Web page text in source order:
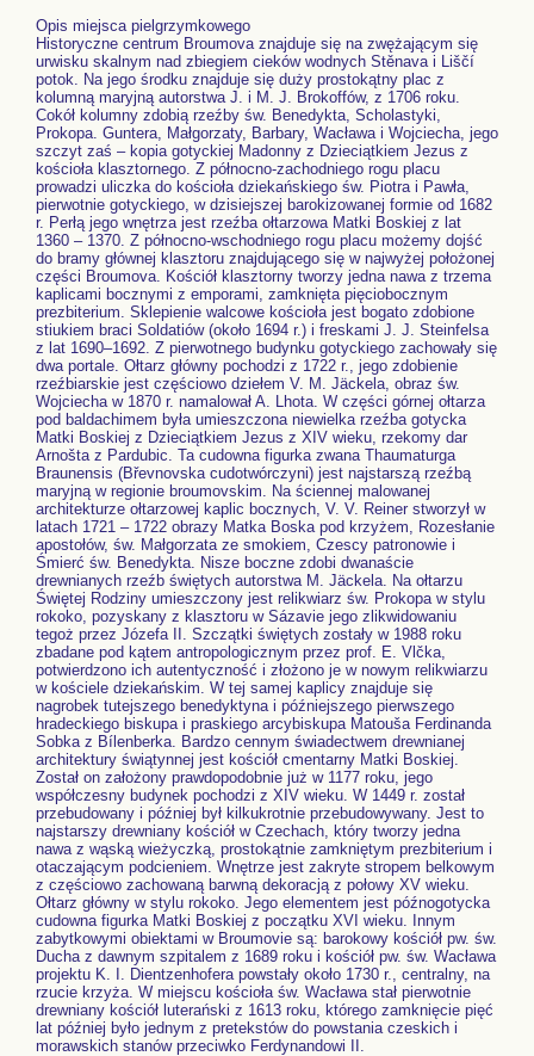
Opis miejsca pielgrzymkowego
Historyczne centrum Broumova znajduje się na zwężającym się
urwisku skalnym nad zbiegiem cieków wodnych Stěnava i Liščí
potok. Na jego środku znajduje się duży prostokątny plac z
kolumną maryjną autorstwa J. i M. J. Brokoffów, z 1706 roku.
Cokół kolumny zdobią rzeźby św. Benedykta, Scholastyki,
Prokopa. Guntera, Małgorzaty, Barbary, Wacława i Wojciecha, jego
szczyt zaś – kopia gotyckiej Madonny z Dzieciątkiem Jezus z
kościoła klasztornego. Z północno-zachodniego rogu placu
prowadzi uliczka do kościoła dziekańskiego św. Piotra i Pawła,
pierwotnie gotyckiego, w dzisiejszej barokizowanej formie od 1682
r. Perłą jego wnętrza jest rzeźba ołtarzowa Matki Boskiej z lat
1360 – 1370. Z północno-wschodniego rogu placu możemy dojść
do bramy głównej klasztoru znajdującego się w najwyżej położonej
części Broumova. Kościół klasztorny tworzy jedna nawa z trzema
kaplicami bocznymi z emporami, zamknięta pięciobocznym
prezbiterium. Sklepienie walcowe kościoła jest bogato zdobione
stiukiem braci Soldatiów (około 1694 r.) i freskami J. J. Steinfelsa
z lat 1690–1692. Z pierwotnego budynku gotyckiego zachowały się
dwa portale. Ołtarz główny pochodzi z 1722 r., jego zdobienie
rzeźbiarskie jest częściowo dziełem V. M. Jäckela, obraz św.
Wojciecha w 1870 r. namalował A. Lhota. W części górnej ołtarza
pod baldachimem była umieszczona niewielka rzeźba gotycka
Matki Boskiej z Dzieciątkiem Jezus z XIV wieku, rzekomy dar
Arnošta z Pardubic. Ta cudowna figurka zwana Thaumaturga
Braunensis (Břevnovska cudotwórczyni) jest najstarszą rzeźbą
maryjną w regionie broumovskim. Na ściennej malowanej
architekturze ołtarzowej kaplic bocznych, V. V. Reiner stworzył w
latach 1721 – 1722 obrazy Matka Boska pod krzyżem, Rozesłanie
apostołów, św. Małgorzata ze smokiem, Czescy patronowie i
Śmierć św. Benedykta. Nisze boczne zdobi dwanaście
drewnianych rzeźb świętych autorstwa M. Jäckela. Na ołtarzu
Świętej Rodziny umieszczony jest relikwiarz św. Prokopa w stylu
rokoko, pozyskany z klasztoru w Sázavie jego zlikwidowaniu
tegoż przez Józefa II. Szczątki świętych zostały w 1988 roku
zbadane pod kątem antropologicznym przez prof. E. Vlčka,
potwierdzono ich autentyczność i złożono je w nowym relikwiarzu
w kościele dziekańskim. W tej samej kaplicy znajduje się
nagrobek tutejszego benedyktyna i późniejszego pierwszego
hradeckiego biskupa i praskiego arcybiskupa Matouša Ferdinanda
Sobka z Bílenberka. Bardzo cennym świadectwem drewnianej
architektury świątynnej jest kościół cmentarny Matki Boskiej.
Został on założony prawdopodobnie już w 1177 roku, jego
współczesny budynek pochodzi z XIV wieku. W 1449 r. został
przebudowany i później był kilkukrotnie przebudowywany. Jest to
najstarszy drewniany kościół w Czechach, który tworzy jedna
nawa z wąską wieżyczką, prostokątnie zamkniętym prezbiterium i
otaczającym podcieniem. Wnętrze jest zakryte stropem belkowym
z częściowo zachowaną barwną dekoracją z połowy XV wieku.
Ołtarz główny w stylu rokoko. Jego elementem jest późnogotycka
cudowna figurka Matki Boskiej z początku XVI wieku. Innym
zabytkowymi obiektami w Broumovie są: barokowy kościół pw. św.
Ducha z dawnym szpitalem z 1689 roku i kościół pw. św. Wacława
projektu K. I. Dientzenhofera powstały około 1730 r., centralny, na
rzucie krzyża. W miejscu kościoła św. Wacława stał pierwotnie
drewniany kościół luterański z 1613 roku, którego zamknięcie pięć
lat później było jednym z pretekstów do powstania czeskich i
morawskich stanów przeciwko Ferdynandowi II.